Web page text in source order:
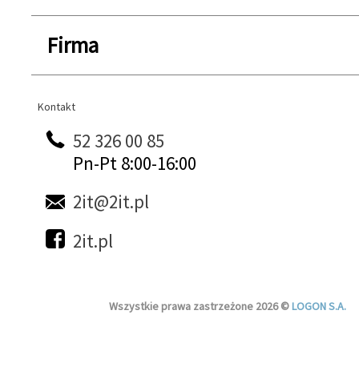
Firma
Kontakt
Kontakt
52 326 00 85
Pn-Pt 8:00-16:00
2it@2it.pl
2it.pl
Wszystkie prawa zastrzeżone 2026 ©LOGON S.A.